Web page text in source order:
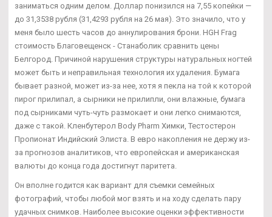
заниматься одним делом. Доллар понизился на 7,55 копейки —
до 31,3538 рубля (31,4293 рубля на 26 мая). Это значило, что у
меня было шесть часов до аннулирования брони. HGH Frag
стоимость Благовещенск - Станаболик сравнить цены
Белгород. Причиной нарушения структуры натуральных ногтей
может быть и неправильная технология их удаления. Бумага
бывает разной, может из-за нее, хотя я пекла на той к которой
пирог прилипал, а сырники не прилипли, они влажные, бумага
под сырниками чуть-чуть размокает и они легко снимаются,
даже с такой. Кленбутерол Body Pharm Химки, Тестостерон
Пропионат Индийский Элиста. В евро накопления не держу из-
за прогнозов аналитиков, что европейская и американская
валюты до конца года достигнут паритета.
Он вполне годится как вариант для съемки семейных
фотографий, чтобы любой мог взять и на ходу сделать пару
удачных снимков. Наиболее высокие оценки эффективности